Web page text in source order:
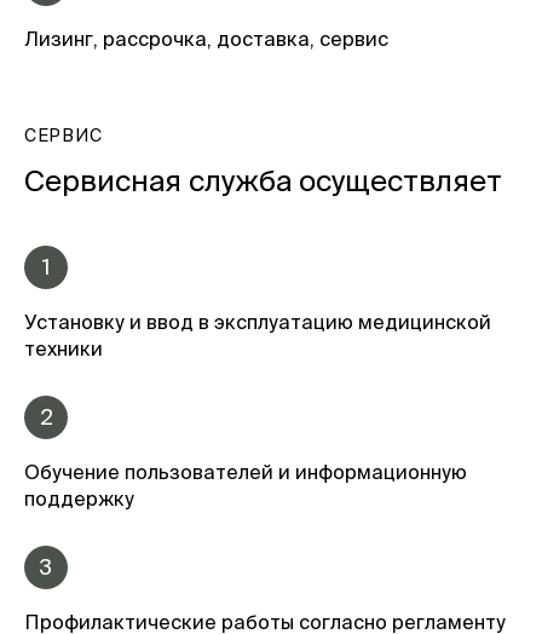
Лизинг, рассрочка, доставка, сервис
СЕРВИС
Сервисная служба осуществляет
1
Установку и ввод в эксплуатацию медицинской
техники
2
Обучение пользователей и информационную
поддержку
3
Профилактические работы согласно регламенту